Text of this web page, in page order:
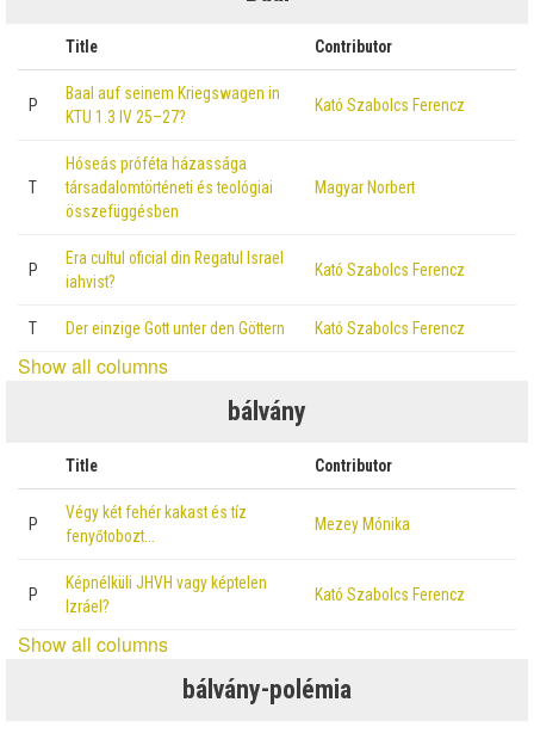
Title Contributor
P
Baal auf seinem Kriegswagen in
KTU 1.3 IV 25–27?
Kató Szabolcs Ferencz
T
Hóseás próféta házassága
társadalomtörténeti és teológiai
összefüggésben
Magyar Norbert
P
Era cultul oficial din Regatul Israel
iahvist?
Kató Szabolcs Ferencz
T Der einzige Gott unter den Göttern Kató Szabolcs Ferencz
Show all columns
bálvány
Title Contributor
P
Végy két fehér kakast és tíz
fenyőtobozt…
Mezey Mónika
P
Képnélküli JHVH vagy képtelen
Izráel?
Kató Szabolcs Ferencz
Show all columns
bálvány-polémia